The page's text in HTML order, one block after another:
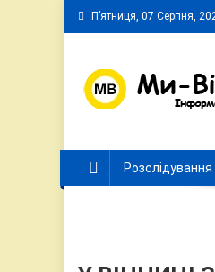
Skip
to
П’ятниця, 07 Серпня,
Розслідування